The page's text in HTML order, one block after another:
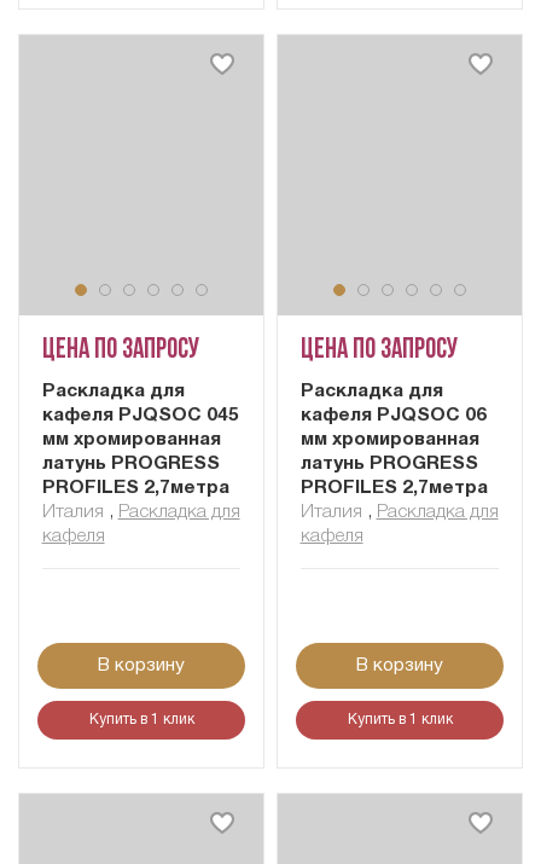
Цена по запросу
Раскладка для
кафеля PJQSOC 045
мм хромированная
латунь PROGRESS
PROFILES 2,7метра
Италия , Раскладка для
кафеля
В корзину
Купить в 1 клик
Цена по запросу
Раскладка для
кафеля PJQSOC 06
мм хромированная
латунь PROGRESS
PROFILES 2,7метра
Италия , Раскладка для
кафеля
В корзину
Купить в 1 клик